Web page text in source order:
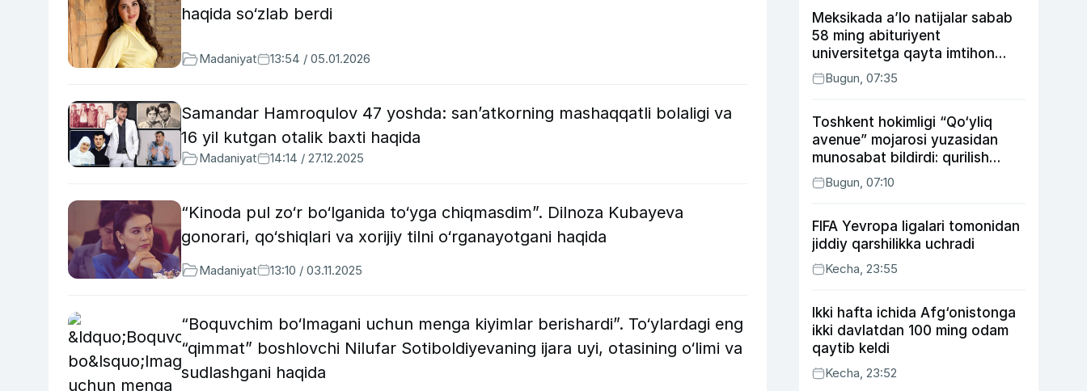
haqida so‘zlab berdi
Madaniyat 13:54 / 05.01.2026
Samandar Hamroqulov 47 yoshda: san’atkorning mashaqqatli bolaligi va
16 yil kutgan otalik baxti haqida
Madaniyat 14:14 / 27.12.2025
“Kinoda pul zo‘r bo‘lganida to‘yga chiqmasdim”. Dilnoza Kubayeva
gonorari, qo‘shiqlari va xorijiy tilni o‘rganayotgani haqida
Madaniyat 13:10 / 03.11.2025
“Boquvchim bo‘lmagani uchun menga kiyimlar berishardi”. To‘ylardagi eng
“qimmat” boshlovchi Nilufar Sotiboldiyevaning ijara uyi, otasining o‘limi va
sudlashgani haqida
Meksikada a’lo natijalar sabab
58 ming abituriyent
universitetga qayta imtihon
topshiradi
Bugun, 07:35
Toshkent hokimligi “Qo‘yliq
avenue” mojarosi yuzasidan
munosabat bildirdi: qurilish
ishlarining 53 foizi yakunlangan
Bugun, 07:10
FIFA Yevropa ligalari tomonidan
jiddiy qarshilikka uchradi
Kecha, 23:55
Ikki hafta ichida Afg‘onistonga
ikki davlatdan 100 ming odam
qaytib keldi
Kecha, 23:52